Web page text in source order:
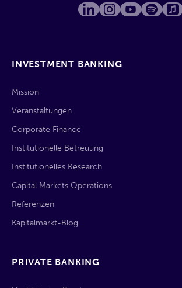
INVESTMENT BANKING
Mission
Veranstaltungen
Corporate Finance
Institutionelle Betreuung
Institutionelles Research
Capital Markets Operations
Referenzen
Kapitalmarkt-Blog
PRIVATE BANKING